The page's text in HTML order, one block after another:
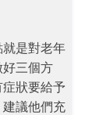
是對老年
三個方
狀要給予
議他們充